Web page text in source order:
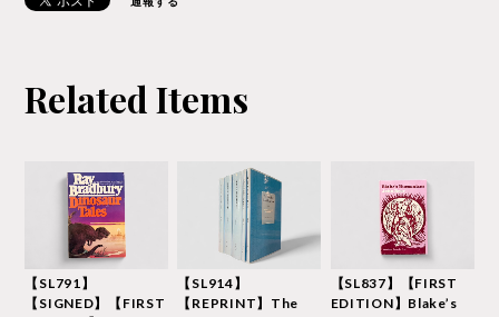
Related Items
【SL791】
【SIGNED】【FIRST
【SL914】
【REPRINT】The
【SL837】【FIRST
EDITION】Blake’s